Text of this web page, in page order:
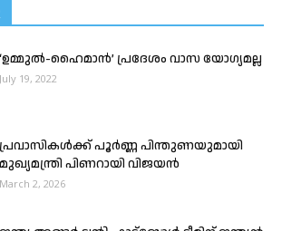
‘ഉമ്മുൽ-ഹൈമാൻ’ പ്രദേശം വാസ യോഗ്യമല്ല
July 19, 2022
പ്രവാസികൾക്ക് പൂർണ്ണ പിന്തുണയുമായി
മുഖ്യമന്ത്രി പിണറായി വിജയൻ
March 2, 2026